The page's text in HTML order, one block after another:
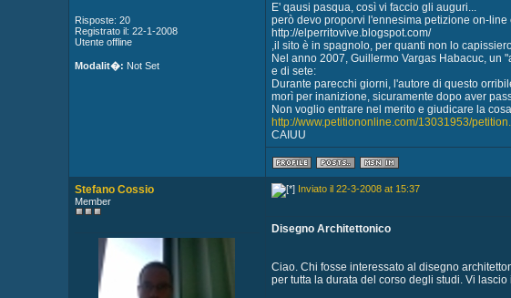
Risposte: 20
Registrato il: 22-1-2008
Utente offline
Modalit�: Not Set
E' qausi pasqua, così vi faccio gli auguri...
però devo proporvi l'ennesima petizione on-
http://elperritovive.blogspot.com/
,il sito è in spagnolo, per quanti non lo
Nel anno 2007, Guillermo Vargas Habacuc, un
e di sete:
Durante parecchi giorni, l'autore di questo
morì per inanizione, sicuramente dopo aver
Non voglio entrare nel merito e giudicare la
http://www.petitiononline.com/13031953/
CAIUU
Stefano Cossio
Member
Inviato il 22-3-2008 at 15:37
Disegno Architettonico
Ciao. Chi fosse interessato al disegno
per tutta la durata del corso degli studi. Vi